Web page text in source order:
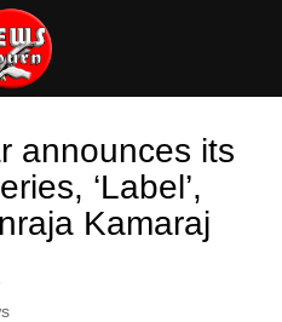
announces its
‘Label’,
Kamaraj